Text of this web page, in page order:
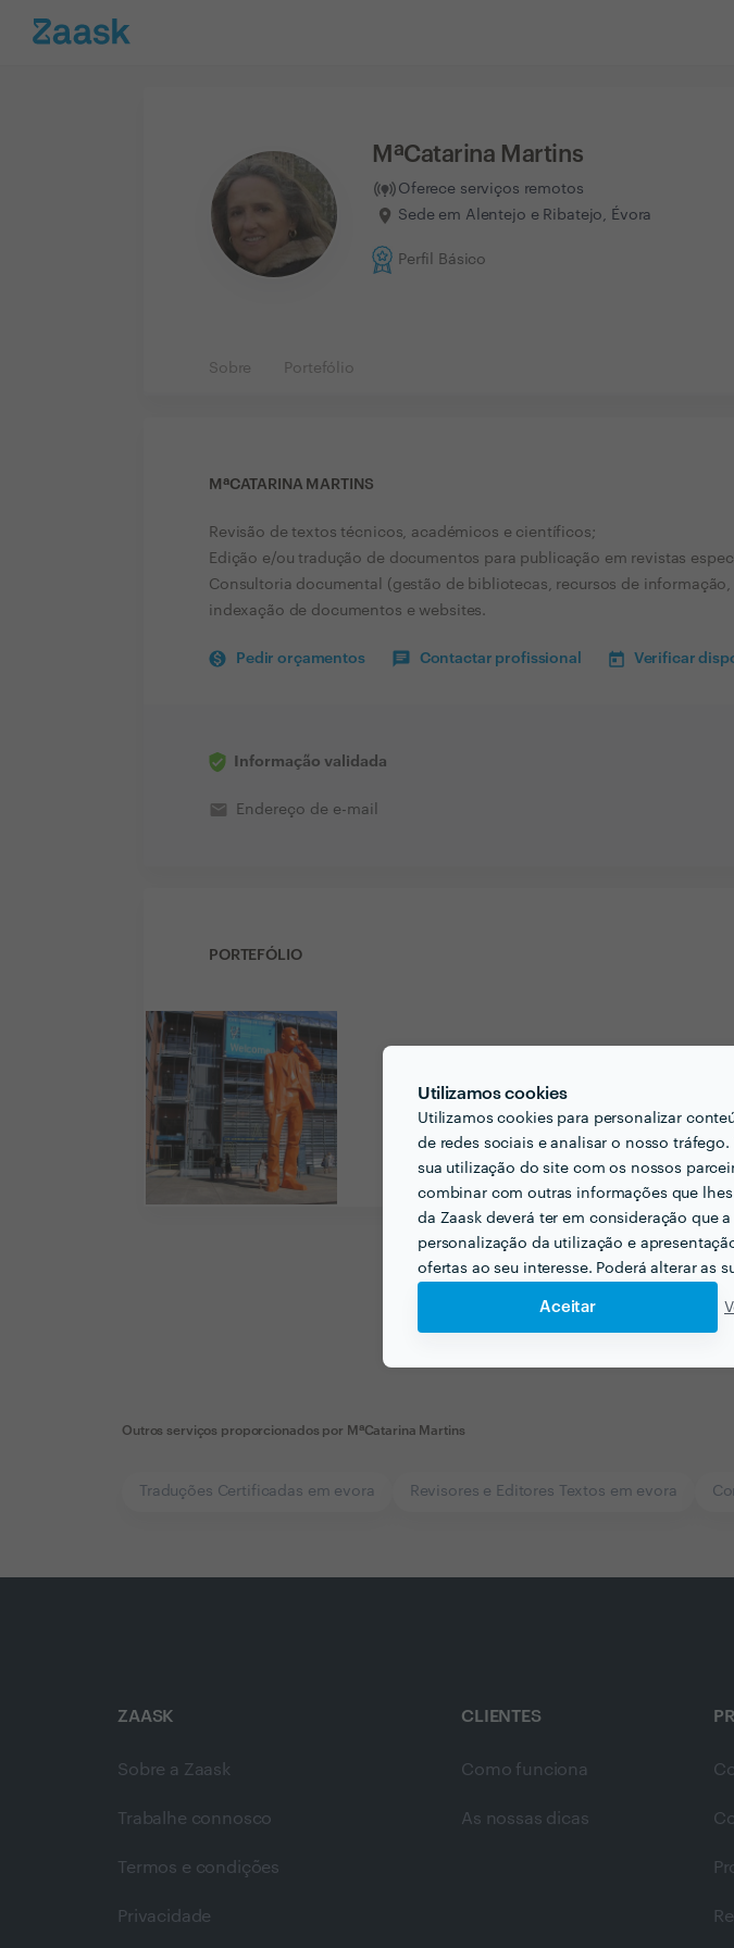
Utilizamos cookies
Utilizamos cookies para personalizar
de redes sociais e analisar o nosso
sua utilização do site com os nossos
combinar com outras informações que
da Zaask deverá ter em consideração que
personalização da utilização e
ofertas ao seu interesse. Poderá alterar as
Aceitar
MªCatarina Martins
Oferece serviços remotos
Sede em Alentejo e Ribatejo, Évora
Perfil Básico
Sobre Portefólio
MªCATARINA MARTINS
Revisão de textos técnicos, académicos e científicos;
Edição e/ou tradução de documentos para publicação em revistas
Consultoria documental (gestão de bibliotecas, recursos de
indexação de documentos e websites.
Pedir orçamentos Contactar profissional Verificar
Informação validada
email Endereço de e-mail
PORTEFÓLIO
Outros serviços proporcionados por MªCatarina Martins
Traduções Certificadas em evora Revisores e Editores Textos em evora
ZAASK
Sobre a Zaask
Trabalhe connosco
Termos e condições
Privacidade
CLIENTES
Como funciona
As nossas dicas